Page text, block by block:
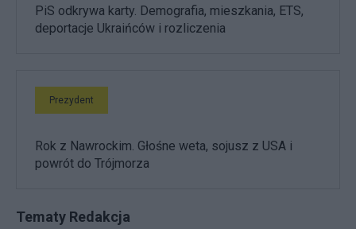
PiS odkrywa karty. Demografia, mieszkania, ETS,
deportacje Ukraińców i rozliczenia
Prezydent
Rok z Nawrockim. Głośne weta, sojusz z USA i
powrót do Trójmorza
Tematy Redakcja